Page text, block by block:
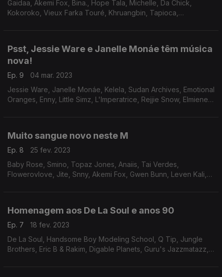
Gaidaa, Akemi Fox, Bina., Hope Tala, Michelle, Da Chick,
Kokoroko, Vieux Farka Touré, Khruangbin, Tapioca,
Psst, Jessie Ware e Janelle Monáe têm música
nova!
Ep. 9
04 mar. 2023
Jessie Ware, Janelle Monáe, Kelela, Sudan Archives, Emotional
Oranges, Enny, Little Simz, L'Imperatrice, Rejjie Snow, Elmiene,
Muito sangue novo neste M
Ep. 8
25 fev. 2023
Baby Rose, Smino, Topaz Jones, Anaiis, Tai Verdes,
Flowerovlove, Jite, Snny, Akemi Fox, Gwen Bunn, Leven Kali,
Homenagem aos De La Soul e anos 90
Ep. 7
18 fev. 2023
De La Soul, Handsome Boy Modeling School, Q Tip, Jungle
Brothers, Eric B & Rakim, Digable Planets, Guru's Jazzmatazz,